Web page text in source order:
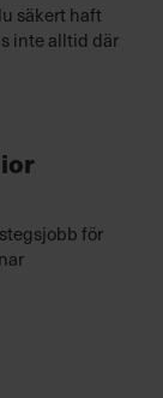
säkert haft
inte alltid där
för